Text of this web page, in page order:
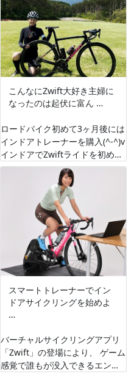
こんなにZwift大好き主婦に
なったのは起伏に富ん …
ロードバイク初めて3ヶ月後には
インドアトレーナーを購入(^-^)v
インドアでZwiftライドを初めた
当初（2019年2月ごろ）のわた
しです(^.^) ちょっと …
スマートトレーナーでイン
ドアサイクリングを始めよ
…
バーチャルサイクリングアプリ
「Zwift」の登場により、 ゲーム
感覚で誰もが没入できるエンタ